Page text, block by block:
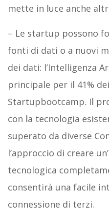
mette in luce anche
– Le startup possono
fonti di dati o a nuovi
dei dati: l’Intelligenza
principale per il 41%
Startupbootcamp. Il
con la tecnologia
superato da diverse
l’approccio di creare
tecnologica
consentirà una facile
connessione di terzi.